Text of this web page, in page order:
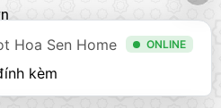
Hoa Sen Home ONLINE
kèm